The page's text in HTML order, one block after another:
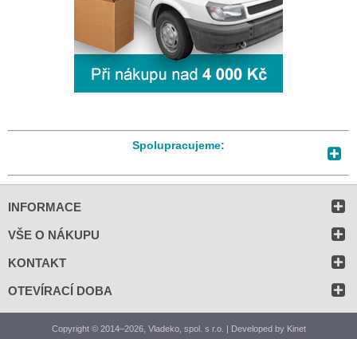
Spolupracujeme:
INFORMACE
VŠE O NÁKUPU
KONTAKT
OTEVÍRACÍ DOBA
Copyright © 2014–2026, Vladeko, spol. s r.o. | Developed by Kinet